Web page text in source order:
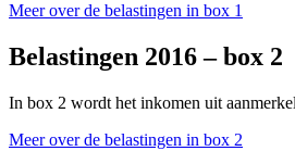
Meer over de belastingen in box 1
Belastingen 2016 – box 2
In box 2 wordt het inkomen uit
Meer over de belastingen in box 2